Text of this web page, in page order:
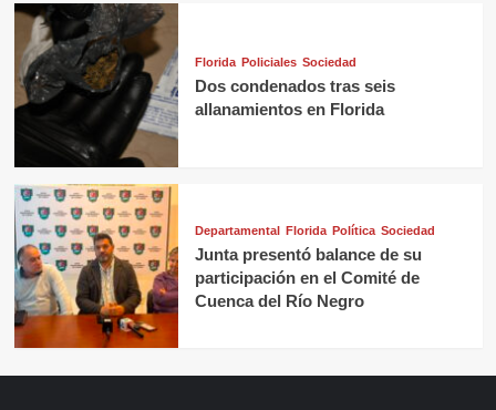
Florida Policiales Sociedad
Dos condenados tras seis
allanamientos en Florida
Departamental Florida Política Sociedad
Junta presentó balance de su
participación en el Comité de
Cuenca del Río Negro